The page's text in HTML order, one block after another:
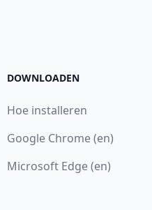
DOWNLOADEN
Hoe installeren
Google Chrome (en)
Microsoft Edge (en)